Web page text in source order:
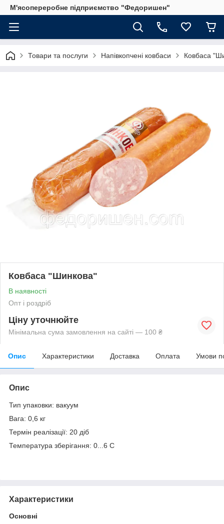
М'ясопереробне підприємство "Федоришен"
Товари та послуги Напівкопчені ковбаси Ковбаса
Ковбаса "Шинкова"
В наявності
Опт і роздріб
Ціну уточнюйте
Мінімальна сума замовлення на сайті — 100 ₴
Опис Характеристики Доставка Оплата Умови
Опис
Тип упаковки: вакуум
Вага: 0,6 кг
Термін реалізації: 20 діб
Температура зберігання: 0...6 С
Характеристики
Основні